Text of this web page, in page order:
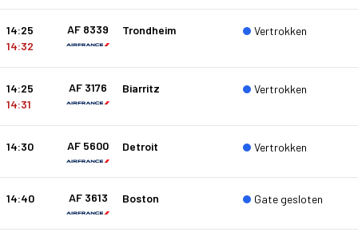
14:25
14:32
AF 8339 Trondheim Vertrokken
14:25
14:31
AF 3176 Biarritz Vertrokken
14:30 AF 5600 Detroit Vertrokken
14:40 AF 3613 Boston Gate gesloten